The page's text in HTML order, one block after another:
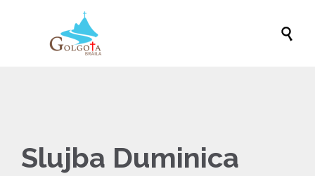

Slujba Duminica